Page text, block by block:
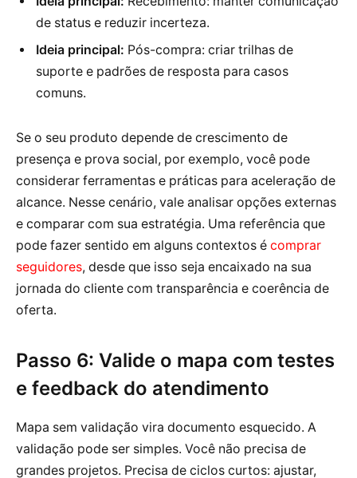
de status e reduzir incerteza.
Ideia principal: Pós-compra: criar trilhas de
suporte e padrões de resposta para casos
comuns.
Se o seu produto depende de crescimento de
presença e prova social, por exemplo, você pode
considerar ferramentas e práticas para aceleração de
alcance. Nesse cenário, vale analisar opções externas
e comparar com sua estratégia. Uma referência que
pode fazer sentido em alguns contextos é comprar
seguidores, desde que isso seja encaixado na sua
jornada do cliente com transparência e coerência de
oferta.
Passo 6: Valide o mapa com testes
e feedback do atendimento
Mapa sem validação vira documento esquecido. A
validação pode ser simples. Você não precisa de
grandes projetos. Precisa de ciclos curtos: ajustar,